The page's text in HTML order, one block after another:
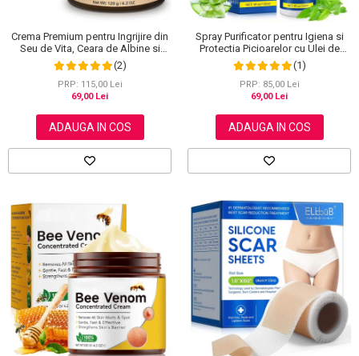
Crema Premium pentru Ingrijire din
Seu de Vita, Ceara de Albine si
Miere, 100% Naturala, NOVA
KISS®, 120 g
(2)
PRP: 115,00 Lei
69,00 Lei
ADAUGA IN COS
Spray Purificator pentru Igiena si
Protectia Picioarelor cu Ulei de
Arbore de Ceai, 120 ml
(1)
PRP: 85,00 Lei
69,00 Lei
ADAUGA IN COS